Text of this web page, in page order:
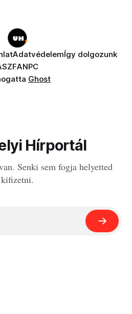
AdatvédelemÍgy dolgozunk
ANPC
Ghost
Hírportál
Senki sem fogja helyetted
kifizetni.